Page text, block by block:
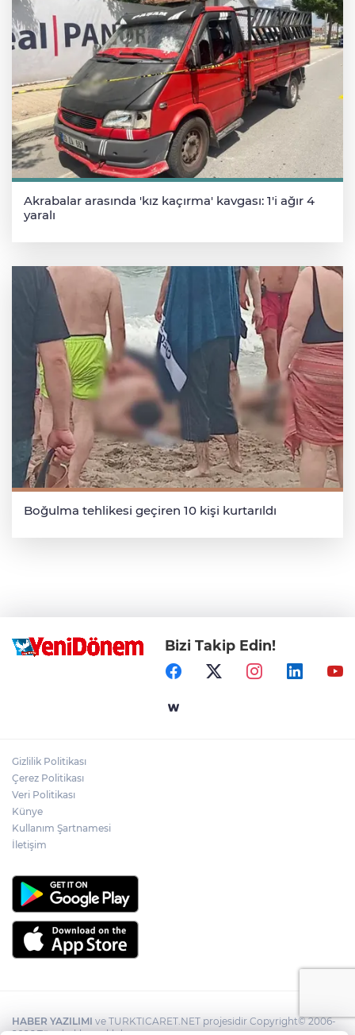
Akrabalar arasında 'kız kaçırma' kavgası: 1'i ağır 4
yaralı
Boğulma tehlikesi geçiren 10 kişi kurtarıldı
Bizi Takip Edin!
Gizlilik Politikası
Çerez Politikası
Veri Politikası
Künye
Kullanım Şartnamesi
İletişim
HABER YAZILIMI ve TURKTICARET.NET projesidir Copyright© 2006-